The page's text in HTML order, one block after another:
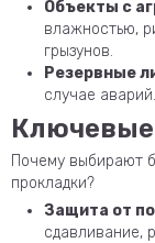
Объекты с
влажностью,
грызунов.
Резервные
случае аварий.
Почему выбирают
прокладки?
Защита от
сдавливание,